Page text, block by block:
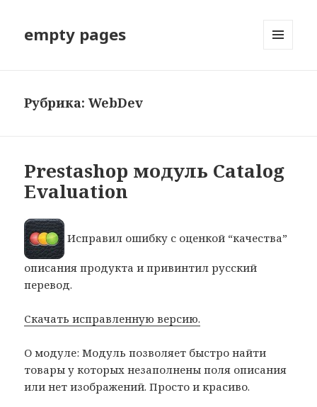
empty pages
Рубрика: WebDev
Prestashop модуль Catalog
Evaluation
Исправил ошибку с оценкой “качества”
описания продукта и привинтил русский
перевод.
Скачать исправленную версию.
О модуле: Модуль позволяет быстро найти
товары у которых незаполнены поля описания
или нет изображений. Просто и красиво.